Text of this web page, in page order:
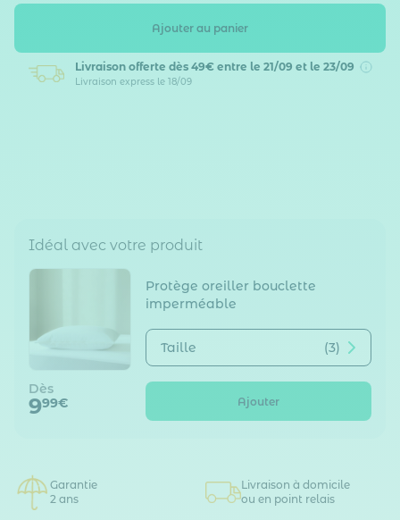
Ajouter au panier
Livraison offerte dès 49€ entre le 21/09 et le 23/09
Livraison express le 18/09
Idéal avec votre produit
Protège oreiller bouclette
imperméable
Taille (3)
Dès
999€ Ajouter
Garantie
2 ans
Livraison à domicile
ou en point relais